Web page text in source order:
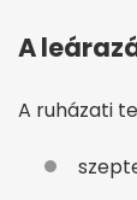
A
A ruházati